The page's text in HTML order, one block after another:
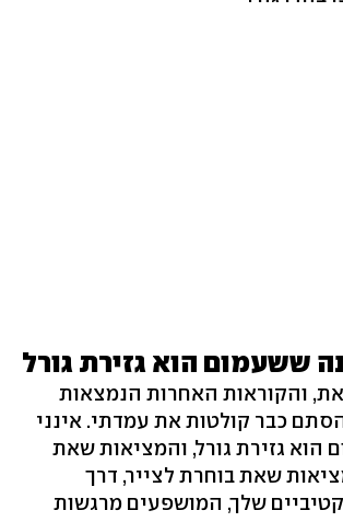
ששעמום הוא גזירת גורל
והקוראות האחרות הנמצאות
כבר קולטות את עמדתי. אינני
הוא גזירת גורל, והמציאות שאת
שאת בוחרת לצייר, דרך
שלך, המושפעים מרגשות